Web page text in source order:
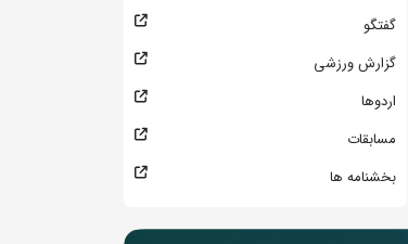
گفتگو
گزارش ورزشی
اردوها
مسابقات
بخشنامه ها